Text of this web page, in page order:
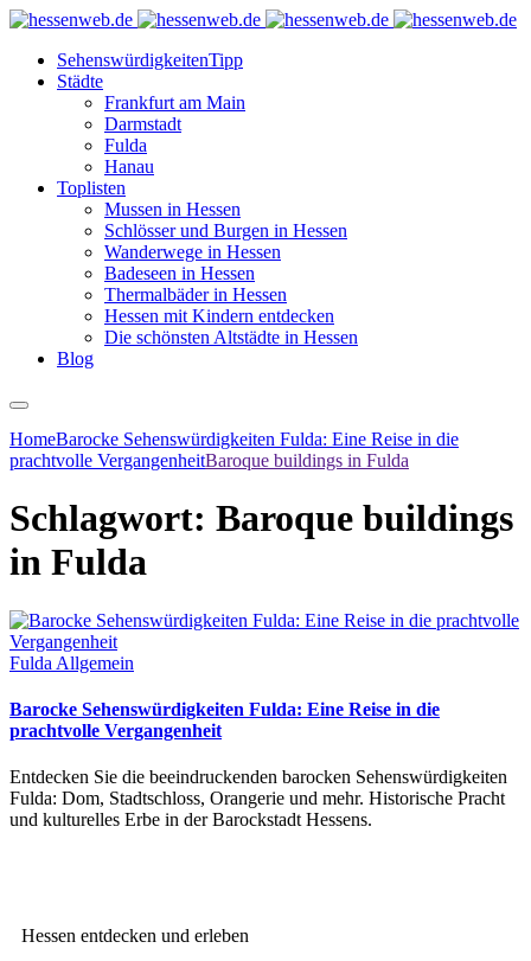
SehenswürdigkeitenTipp
Städte
Frankfurt am Main
Darmstadt
Fulda
Hanau
Toplisten
Mussen in Hessen
Schlösser und Burgen in Hessen
Wanderwege in Hessen
Badeseen in Hessen
Thermalbäder in Hessen
Hessen mit Kindern entdecken
Die schönsten Altstädte in Hessen
Blog
HomeBarocke Sehenswürdigkeiten Fulda: Eine Reise in die
prachtvolle VergangenheitBaroque buildings in Fulda
Schlagwort: Baroque buildings
in Fulda
Fulda Allgemein
Barocke Sehenswürdigkeiten Fulda: Eine Reise in die
prachtvolle Vergangenheit
Entdecken Sie die beeindruckenden barocken Sehenswürdigkeiten
Fulda: Dom, Stadtschloss, Orangerie und mehr. Historische Pracht
und kulturelles Erbe in der Barockstadt Hessens.
Hessen entdecken und erleben